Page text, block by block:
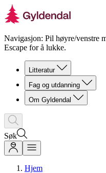
Navigasjon: Pil høyre/venstre
Escape for å lukke.
Litteratur
Fag og utdanning
Om Gyldendal
Søk
Hjem